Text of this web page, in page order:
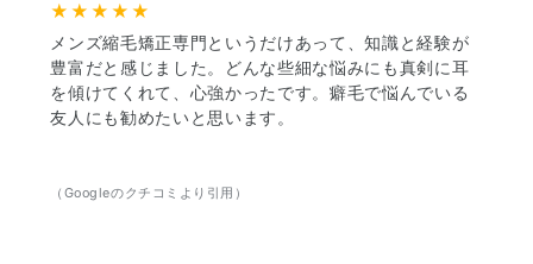
★★★★★
メンズ縮毛矯正専門というだけあって、知識と経験が
豊富だと感じました。どんな些細な悩みにも真剣に耳
を傾けてくれて、心強かったです。癖毛で悩んでいる
友人にも勧めたいと思います。
（Googleのクチコミより引用）